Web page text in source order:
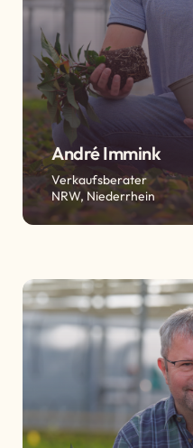
André Immink
Verkaufsberater
NRW, Niederrhein